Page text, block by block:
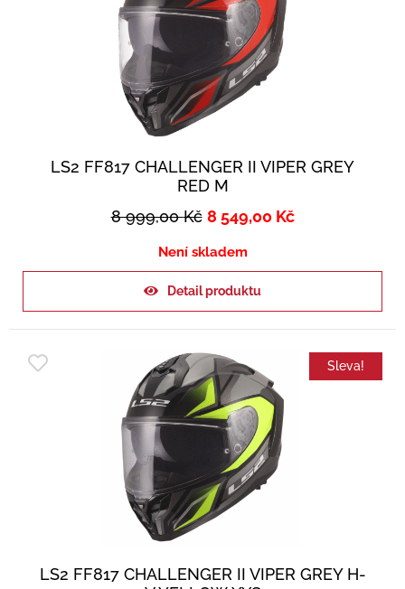
LS2 FF817 CHALLENGER II VIPER GREY
RED M
8 999,00Kč 8 549,00 Kč
Není skladem
Detail produktu
Sleva!
LS2 FF817 CHALLENGER II VIPER GREY H-